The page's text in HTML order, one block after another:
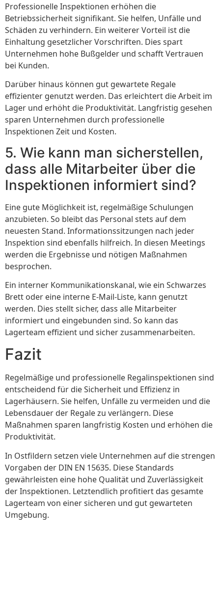
Professionelle Inspektionen erhöhen die
Betriebssicherheit signifikant. Sie helfen, Unfälle und
Schäden zu verhindern. Ein weiterer Vorteil ist die
Einhaltung gesetzlicher Vorschriften. Dies spart
Unternehmen hohe Bußgelder und schafft Vertrauen
bei Kunden.
Darüber hinaus können gut gewartete Regale
effizienter genutzt werden. Das erleichtert die Arbeit im
Lager und erhöht die Produktivität. Langfristig gesehen
sparen Unternehmen durch professionelle
Inspektionen Zeit und Kosten.
5. Wie kann man sicherstellen,
dass alle Mitarbeiter über die
Inspektionen informiert sind?
Eine gute Möglichkeit ist, regelmäßige Schulungen
anzubieten. So bleibt das Personal stets auf dem
neuesten Stand. Informationssitzungen nach jeder
Inspektion sind ebenfalls hilfreich. In diesen Meetings
werden die Ergebnisse und nötigen Maßnahmen
besprochen.
Ein interner Kommunikationskanal, wie ein Schwarzes
Brett oder eine interne E-Mail-Liste, kann genutzt
werden. Dies stellt sicher, dass alle Mitarbeiter
informiert und eingebunden sind. So kann das
Lagerteam effizient und sicher zusammenarbeiten.
Fazit
Regelmäßige und professionelle Regalinspektionen sind
entscheidend für die Sicherheit und Effizienz in
Lagerhäusern. Sie helfen, Unfälle zu vermeiden und die
Lebensdauer der Regale zu verlängern. Diese
Maßnahmen sparen langfristig Kosten und erhöhen die
Produktivität.
In Ostfildern setzen viele Unternehmen auf die strengen
Vorgaben der DIN EN 15635. Diese Standards
gewährleisten eine hohe Qualität und Zuverlässigkeit
der Inspektionen. Letztendlich profitiert das gesamte
Lagerteam von einer sicheren und gut gewarteten
Umgebung.